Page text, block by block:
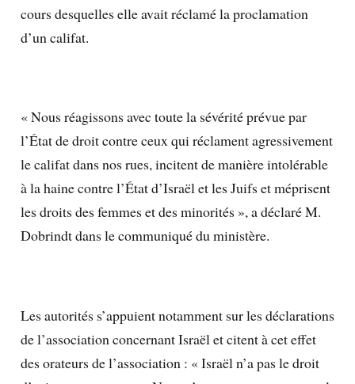
cours desquelles elle avait réclamé la proclamation
d’un califat.
« Nous réagissons avec toute la sévérité prévue par
l’État de droit contre ceux qui réclament agressivement
le califat dans nos rues, incitent de manière intolérable
à la haine contre l’État d’Israël et les Juifs et méprisent
les droits des femmes et des minorités », a déclaré M.
Dobrindt dans le communiqué du ministère.
Les autorités s’appuient notamment sur les déclarations
de l’association concernant Israël et citent à cet effet
des orateurs de l’association : « Israël n’a pas le droit